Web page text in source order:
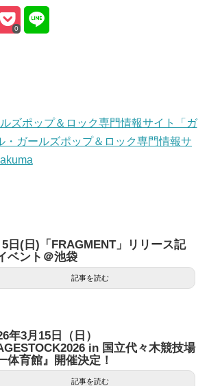
0
ズポップ＆ロック専門情報サイト「ガ
・ガールズポップ＆ロック専門情報サ
日(日)「FRAGMENT」リリース記
ベント＠池袋
記事を読む
年3月15日（日）
in 国立代々木競技場
体育館』開催決定！
記事を読む